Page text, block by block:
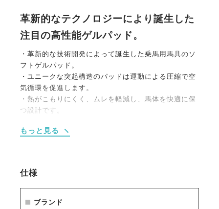
革新的なテクノロジーにより誕生した
注目の高性能ゲルパッド。
・革新的な技術開発によって誕生した乗馬用馬具のソ
フトゲルパッド。
・ユニークな突起構造のパッドは運動による圧縮で空
気循環を促進します。
・熱がこもりにくく、ムレを軽減し、馬体を快適に保
つ設計です。
撃吸収能力を発揮。
リアのブランド。
もっと見る
仕様
ブランド